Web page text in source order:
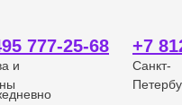
+7
777-25-68
Санкт-
и